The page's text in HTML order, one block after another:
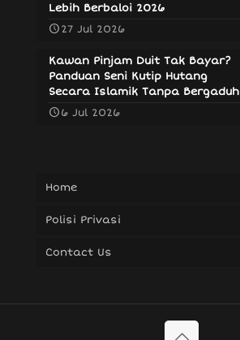
Lebih Berbaloi 2026
27 Jul 2026
Kawan Pinjam Duit Tak Bayar?
Panduan Seni Kutip Hutang
Secara Islamik Tanpa Bergaduh
6 Jul 2026
Home
Polisi Privasi
Contact Us